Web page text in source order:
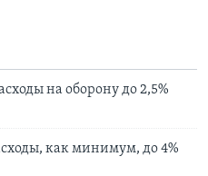
на оборону до 2,5%
как минимум, до 4%